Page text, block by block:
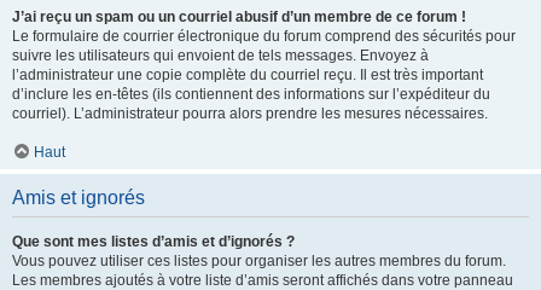
J’ai reçu un spam ou un courriel abusif d’un membre de ce forum !
Le formulaire de courrier électronique du forum comprend des sécurités pour
suivre les utilisateurs qui envoient de tels messages. Envoyez à
l’administrateur une copie complète du courriel reçu. Il est très important
d’inclure les en-têtes (ils contiennent des informations sur l’expéditeur du
courriel). L’administrateur pourra alors prendre les mesures nécessaires.
Haut
Amis et ignorés
Que sont mes listes d’amis et d’ignorés ?
Vous pouvez utiliser ces listes pour organiser les autres membres du forum.
Les membres ajoutés à votre liste d’amis seront affichés dans votre panneau